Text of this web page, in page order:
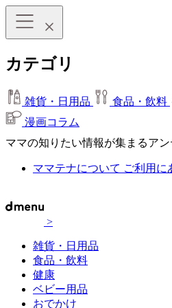
カテゴリ
雑貨・日用品 食品・飲料
漫画コラム
ママの知りたい情報が集まるアン
ママテナについて ご利用に
>
雑貨・日用品
食品・飲料
健康
ベビー用品
おでかけ